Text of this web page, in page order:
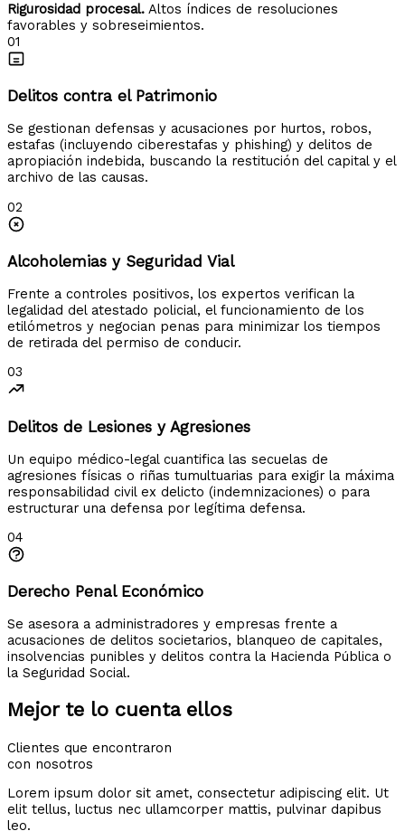
Rigurosidad procesal. Altos índices de resoluciones
favorables y sobreseimientos.
01
Delitos contra el Patrimonio
Se gestionan defensas y acusaciones por hurtos, robos,
estafas (incluyendo ciberestafas y phishing) y delitos de
apropiación indebida, buscando la restitución del capital y el
archivo de las causas.
02
Alcoholemias y Seguridad Vial
Frente a controles positivos, los expertos verifican la
legalidad del atestado policial, el funcionamiento de los
etilómetros y negocian penas para minimizar los tiempos
de retirada del permiso de conducir.
03
Delitos de Lesiones y Agresiones
Un equipo médico-legal cuantifica las secuelas de
agresiones físicas o riñas tumultuarias para exigir la máxima
responsabilidad civil ex delicto (indemnizaciones) o para
estructurar una defensa por legítima defensa.
04
Derecho Penal Económico
Se asesora a administradores y empresas frente a
acusaciones de delitos societarios, blanqueo de capitales,
insolvencias punibles y delitos contra la Hacienda Pública o
la Seguridad Social.
Mejor te lo cuenta ellos
Clientes que encontraron
con nosotros
Lorem ipsum dolor sit amet, consectetur adipiscing elit. Ut
elit tellus, luctus nec ullamcorper mattis, pulvinar dapibus
leo.